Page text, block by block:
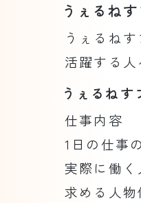
うぇるね
うぇるね
活躍する人
うぇるねす
仕事内容
1日の仕事
実際に働く
求める人物